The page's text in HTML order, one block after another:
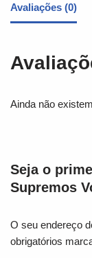
Avaliações (0)
Ainda não
Seja o
Supremos
O seu endereço
obrigatórios